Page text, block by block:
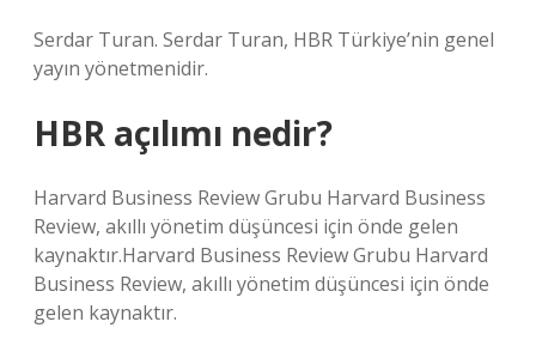
Serdar Turan. Serdar Turan, HBR Türkiye’nin genel
yayın yönetmenidir.
HBR açılımı nedir?
Harvard Business Review Grubu Harvard Business
Review, akıllı yönetim düşüncesi için önde gelen
kaynaktır.Harvard Business Review Grubu Harvard
Business Review, akıllı yönetim düşüncesi için önde
gelen kaynaktır.